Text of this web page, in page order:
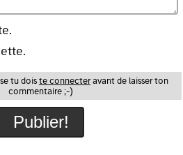
tu dois te connecteravant de laisser ton
commentaire ;-)